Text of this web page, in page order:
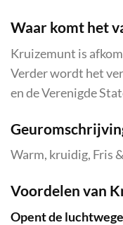
Waar komt het
Kruizemunt is
Verder wordt het
en de Verenigde
Warm, kruidig, Fris
Voordelen van
Opent de